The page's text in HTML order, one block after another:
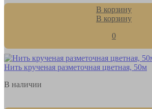
В корзину
В корзину
0
Нить крученая разметочная цветная, 50м
В наличии